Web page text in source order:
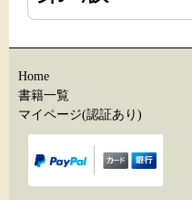
Home
書籍一覧
マイページ(認証あり)